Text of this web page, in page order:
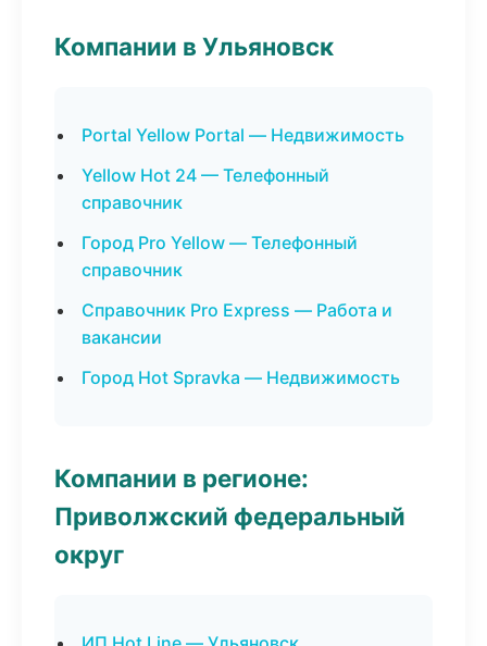
Компании в Ульяновск
Portal Yellow Portal — Недвижимость
Yellow Hot 24 — Телефонный
справочник
Город Pro Yellow — Телефонный
справочник
Справочник Pro Express — Работа и
вакансии
Город Hot Spravka — Недвижимость
Компании в регионе:
Приволжский федеральный
округ